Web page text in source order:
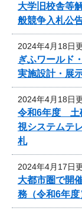
大学旧校舎等
般競争入札公
2024年4月18日
ぎふワールド
実施設計・展
2024年4月18日
令和6年度 土
視システムテ
札
2024年4月17日
大都市圏で開
務（令和6年度